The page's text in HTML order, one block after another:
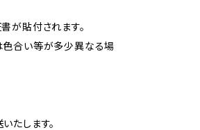
が貼付されます。
色合い等が多少異なる場
たします。